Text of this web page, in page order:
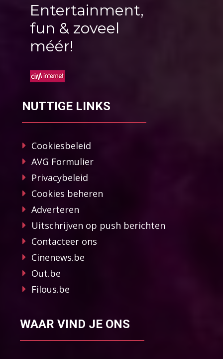
Entertainment,
fun & zoveel
méér!
NUTTIGE LINKS
Cookiesbeleid
AVG Formulier
Privacybeleid
Cookies beheren
Adverteren
Uitschrijven op push berichten
Contacteer ons
Cinenews.be
Out.be
Filous.be
WAAR VIND JE ONS